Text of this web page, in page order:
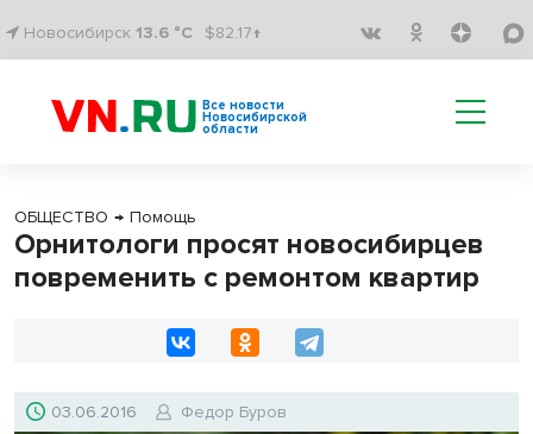
Новосибирск 13.6 °C $82.17↑
Все новости
Новосибирской
области
ОБЩЕСТВО → Помощь
Орнитологи просят новосибирцев
повременить с ремонтом квартир
03.06.2016 Федор Буров